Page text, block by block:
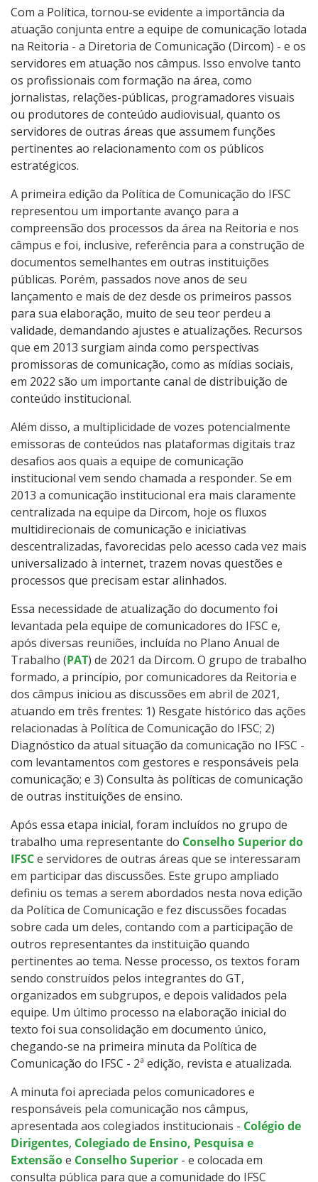
Com a Política, tornou-se evidente a importância da
atuação conjunta entre a equipe de comunicação lotada
na Reitoria - a Diretoria de Comunicação (Dircom) - e os
servidores em atuação nos câmpus. Isso envolve tanto
os profissionais com formação na área, como
jornalistas, relações-públicas, programadores visuais
ou produtores de conteúdo audiovisual, quanto os
servidores de outras áreas que assumem funções
pertinentes ao relacionamento com os públicos
estratégicos.
A primeira edição da Política de Comunicação do IFSC
representou um importante avanço para a
compreensão dos processos da área na Reitoria e nos
câmpus e foi, inclusive, referência para a construção de
documentos semelhantes em outras instituições
públicas. Porém, passados nove anos de seu
lançamento e mais de dez desde os primeiros passos
para sua elaboração, muito de seu teor perdeu a
validade, demandando ajustes e atualizações. Recursos
que em 2013 surgiam ainda como perspectivas
promissoras de comunicação, como as mídias sociais,
em 2022 são um importante canal de distribuição de
conteúdo institucional.
Além disso, a multiplicidade de vozes potencialmente
emissoras de conteúdos nas plataformas digitais traz
desafios aos quais a equipe de comunicação
institucional vem sendo chamada a responder. Se em
2013 a comunicação institucional era mais claramente
centralizada na equipe da Dircom, hoje os fluxos
multidirecionais de comunicação e iniciativas
descentralizadas, favorecidas pelo acesso cada vez mais
universalizado à internet, trazem novas questões e
processos que precisam estar alinhados.
Essa necessidade de atualização do documento foi
levantada pela equipe de comunicadores do IFSC e,
após diversas reuniões, incluída no Plano Anual de
Trabalho (PAT) de 2021 da Dircom. O grupo de trabalho
formado, a princípio, por comunicadores da Reitoria e
dos câmpus iniciou as discussões em abril de 2021,
atuando em três frentes: 1) Resgate histórico das ações
relacionadas à Política de Comunicação do IFSC; 2)
Diagnóstico da atual situação da comunicação no IFSC -
com levantamentos com gestores e responsáveis pela
comunicação; e 3) Consulta às políticas de comunicação
de outras instituições de ensino.
Após essa etapa inicial, foram incluídos no grupo de
trabalho uma representante do Conselho Superior do
IFSCe servidores de outras áreas que se interessaram
em participar das discussões. Este grupo ampliado
definiu os temas a serem abordados nesta nova edição
da Política de Comunicação e fez discussões focadas
sobre cada um deles, contando com a participação de
outros representantes da instituição quando
pertinentes ao tema. Nesse processo, os textos foram
sendo construídos pelos integrantes do GT,
organizados em subgrupos, e depois validados pela
equipe. Um último processo na elaboração inicial do
texto foi sua consolidação em documento único,
chegando-se na primeira minuta da Política de
Comunicação do IFSC - 2ª edição, revista e atualizada.
A minuta foi apreciada pelos comunicadores e
responsáveis pela comunicação nos câmpus,
apresentada aos colegiados institucionais - Colégio de
Dirigentes, Colegiado de Ensino, Pesquisa e
Extensãoe Conselho Superior - e colocada em
consulta pública para que a comunidade do IFSC